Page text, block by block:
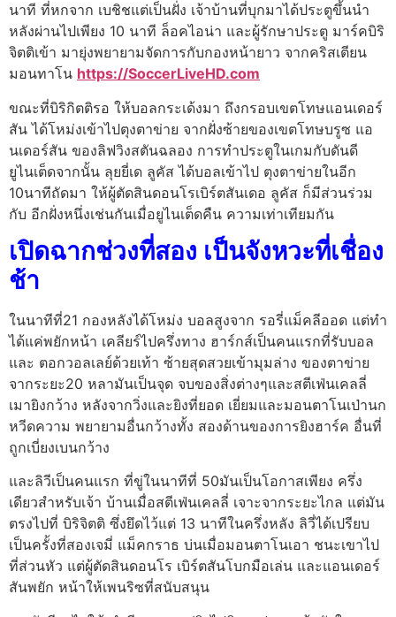
นาที ที่หกจาก เบชิชแต่เป็นฝั่ง เจ้าบ้านที่บุกมาได้ประตูขึ้นนํา
หลังผ่านไปเพียง 10 นาที ล็อคไอน่า และผู้รักษาประตู มาร์คบิริ
จิตติเข้า มายุ่งพยายามจัดการกับกองหน้ายาว จากคริสเตียน
มอนทาโน https://SoccerLiveHD.com
ขณะที่บิริกิตติรอ ให้บอลกระเด้งมา ถึงกรอบเขตโทษแอนเดอร์
สัน ได้โหม่งเข้าไปตุงตาข่าย จากฝั่งซ้ายของเขตโทษบรูซ แอ
นเดอร์สัน ของลิฟวิงสตันฉลอง การทําประตูในเกมกับดันดี
ยูไนเต็ดจากนั้น ลุยยี่เด ลูคัส ได้บอลเข้าไป ตุงตาข่ายในอีก
10นาทีถัดมา ให้ผู้ตัดสินดอนโรเบิร์ตสันเดอ ลูคัส ก็มีส่วนร่วม
กับ อีกฝั่งหนึ่งเช่นกันเมื่อยูไนเต็ดคืน ความเท่าเทียมกัน
เปิดฉากช่วงที่สอง เป็นจังหวะที่เชื่อง
ช้า
ในนาทีที่21 กองหลังได้โหม่ง บอลสูงจาก รอรี่แม็คลีออด แต่ทํา
ได้แค่พยักหน้า เคลียร์ไปครึ่งทาง ฮาร์กส์เป็นคนแรกที่รับบอล
และ ตอกวอลเลย์ด้วยเท้า ซ้ายสุดสวยเข้ามุมล่าง ของตาข่าย
จากระยะ20 หลามันเป็นจุด จบของสิ่งต่างๆและสตีเฟ่นเคลลี่
เมายิงกว้าง หลังจากวิ่งและยิงที่ยอด เยี่ยมและมอนตาโนเป่านก
หวีดความ พยายามอื่นกว้างทั้ง สองด้านของการยิงฮาร์ค อื่นที่
ถูกเบี่ยงเบนกว้าง
และลิวีเป็นคนแรก ที่ขู่ในนาทีที่ 50มันเป็นโอกาสเพียง ครึ่ง
เดียวสําหรับเจ้า บ้านเมื่อสตีเฟ่นเคลลี่ เจาะจากระยะไกล แต่มัน
ตรงไปที่ บิริจิตติ ซึ่งยึดไว้แต่ 13 นาทีในครึ่งหลัง ลิวี่ได้เปรียบ
เป็นครั้งที่สองเจมี่ แม็คกราธ บ่นเมื่อมอนตาโนเอา ชนะเขาไป
ที่ส่วนหัว แต่ผู้ตัดสินดอนโร เบิร์ตสันโบกมือเล่น และแอนเดอร์
สันพยัก หน้าให้เพนริซที่สนับสนุน